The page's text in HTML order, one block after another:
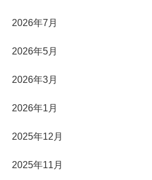
2026年7月
2026年5月
2026年3月
2026年1月
2025年12月
2025年11月